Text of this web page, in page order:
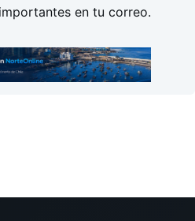
en tu correo.